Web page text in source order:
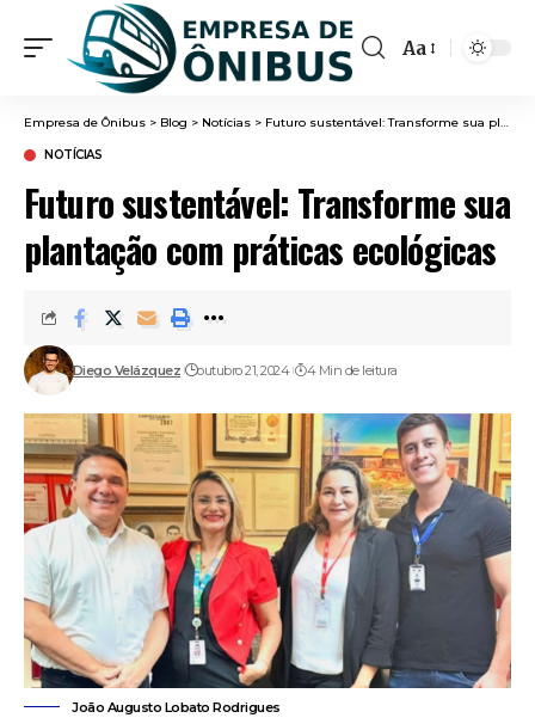
Font
Aa
Empresa de Ônibus > Blog > Notícias > Futuro sustentável: Transforme sua plantação com práticas ecológicas
NOTÍCIAS
Futuro sustentável: Transforme sua
plantação com práticas ecológicas
Diego Velázquez outubro 21, 2024 4 Min de leitura
João Augusto Lobato Rodrigues